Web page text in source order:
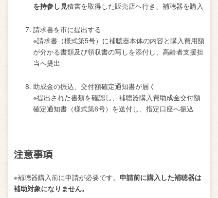
を持参し見積書を取得した販売店へ行き、補聴器を購入
請求書を市に提出する
※請求書（様式第5号）に補聴器本体の内容と購入費用額
が分かる書類及び領収書の写しを添付し、高齢者支援担
当へ提出
助成金の振込、交付額確定通知書が届く
※提出された書類を確認し、補聴器購入費助成金交付額
確定通知書（様式第6号）を送付し、指定口座へ振込
注意事項
※補聴器購入前に申請が必要です。 申請前に購入した補聴器は
補助対象になりません。